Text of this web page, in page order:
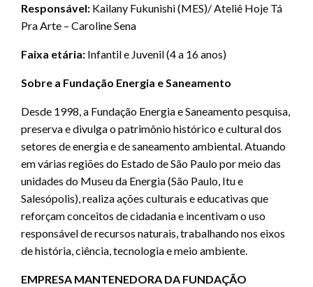
Responsável: Kailany Fukunishi (MES)/ Ateliê Hoje Tá
Pra Arte – Caroline Sena
Faixa etária: Infantil e Juvenil (4 a 16 anos)
Sobre a Fundação Energia e Saneamento
Desde 1998, a Fundação Energia e Saneamento pesquisa,
preserva e divulga o patrimônio histórico e cultural dos
setores de energia e de saneamento ambiental. Atuando
em várias regiões do Estado de São Paulo por meio das
unidades do Museu da Energia (São Paulo, Itu e
Salesópolis), realiza ações culturais e educativas que
reforçam conceitos de cidadania e incentivam o uso
responsável de recursos naturais, trabalhando nos eixos
de história, ciência, tecnologia e meio ambiente.
EMPRESA MANTENEDORA DA FUNDAÇÃO